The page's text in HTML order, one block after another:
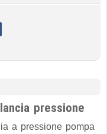
pressione
a pressione pompa